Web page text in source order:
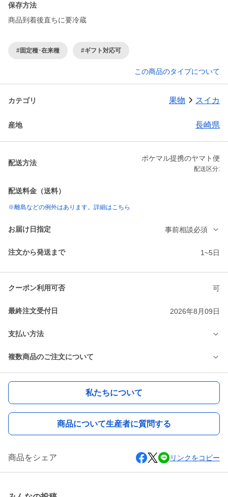
保存方法
商品到着後直ちに要冷蔵
#固定種･在来種 #ギフト対応可
この商品のタイプについて
カテゴリ 果物 スイカ
産地 長崎県
配送方法
ポケマル提携のヤマト便
配送区分:
配送料金（送料）
※離島などの例外はあります。詳細はこちら
お届け日指定 事前相談必須
注文から発送まで 1~5日
クーポン利用可否 可
最終注文受付日 2026年8月09日
支払い方法
複数商品のご注文について
私たちについて
商品について生産者に質問する
商品をシェア リンクをコピー